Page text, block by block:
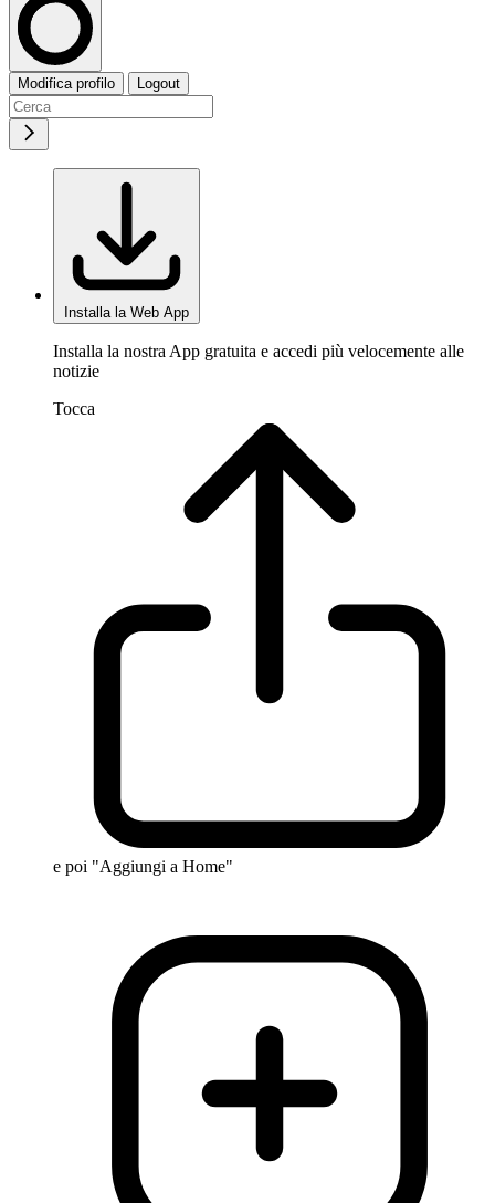
Modifica profilo Logout
Installa la Web App
Installa la nostra App gratuita e accedi più velocemente alle
notizie
Tocca
e poi "Aggiungi a Home"